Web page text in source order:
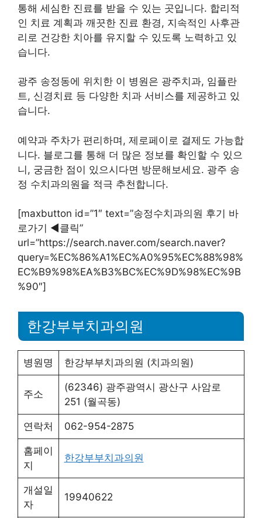
통해 세심한 진료를 받을 수 있는 곳입니다. 합리적
인 치료 계획과 깨끗한 진료 환경, 지속적인 사후관
리로 건강한 치아를 유지할 수 있도록 노력하고 있
습니다.
광주 송정동에 위치한 이 병원은 광주치과, 임플란
트, 신경치료 등 다양한 치과 서비스를 제공하고 있
습니다.
예약과 주차가 편리하며, 제로페이로 결제도 가능합
니다. 블로그를 통해 더 많은 정보를 확인할 수 있으
니, 궁금한 점이 있으시다면 방문해보세요. 광주 송
정 수치과의원을 적극 추천합니다.
[maxbutton id=”1″ text=”송정수치과의원 후기 바
로가기 ◀︎클릭”
url=”https://search.naver.com/search.naver?
query=%EC%86%A1%EC%A0%95%EC%88%98%
EC%B9%98%EA%B3%BC%EC%9D%98%EC%9B
%90″]
한강부부치과의원
병원명 한강부부치과의원 (치과의원)
주소
(62346) 광주광역시 광산구 사암로
251 (월곡동)
연락처 062-954-2875
홈페이
지
한강부부치과의원
개설일
자
19940622